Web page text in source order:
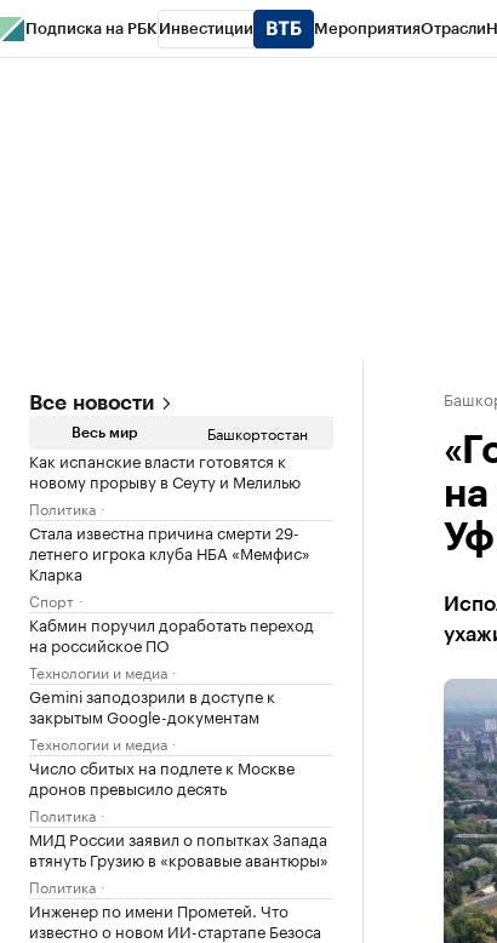
Подписка на РБК Инвестиции МероприятияОтрасли
Все новости
Весь мир Башкортостан
Как испанские власти готовятся к
новому прорыву в Сеуту и Мелилью
Политика
Стала известна причина смерти 29-
летнего игрока клуба НБА «Мемфис»
Кларка
Спорт
Кабмин поручил доработать переход
на российское ПО
Технологии и медиа
Gemini заподозрили в доступе к
закрытым Google-документам
Технологии и медиа
Число сбитых на подлете к Москве
дронов превысило десять
Политика
МИД России заявил о попытках Запада
втянуть Грузию в «кровавые авантюры»
Политика
Инженер по имени Прометей. Что
известно о новом ИИ-стартапе Безоса